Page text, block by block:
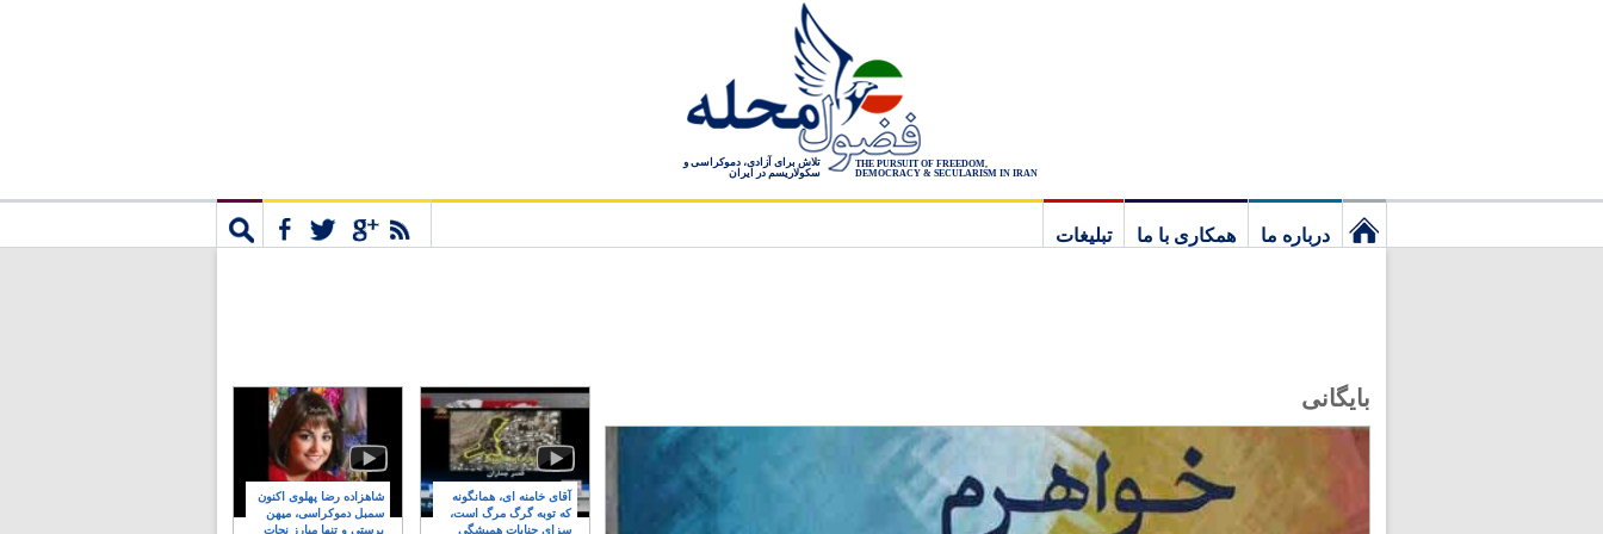
THE PURSUIT OF FREEDOM,
DEMOCRACY & SECULARISM IN IRAN
تلاش برای آزادی، دموکراسی و
سکولاریسم در ایران
درباره ما همکاری با ما
تبلیغات
بایگانی
شاهزاده رضا پهلوی اکنون
سمبل دموکراسی، میهن
پرستی و تنها مبارز نجات
آقای خامنه ای، همانگونه
که توبه گرگ مرگ است،
سزای جنایات همیشگی